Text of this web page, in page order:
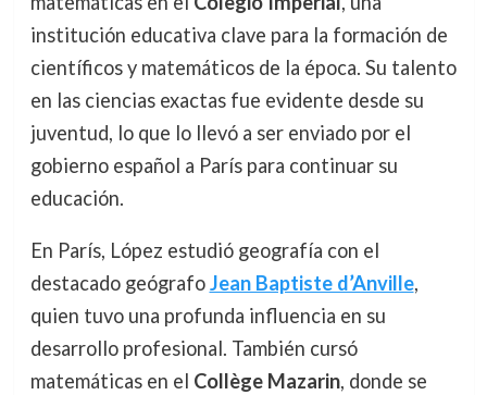
institución educativa clave para la formación de
científicos y matemáticos de la época. Su talento
en las ciencias exactas fue evidente desde su
juventud, lo que lo llevó a ser enviado por el
gobierno español a París para continuar su
educación.
En París, López estudió geografía con el
destacado geógrafoJean Baptiste d’Anville,
quien tuvo una profunda influencia en su
desarrollo profesional. También cursó
matemáticas en el Collège Mazarin, donde se